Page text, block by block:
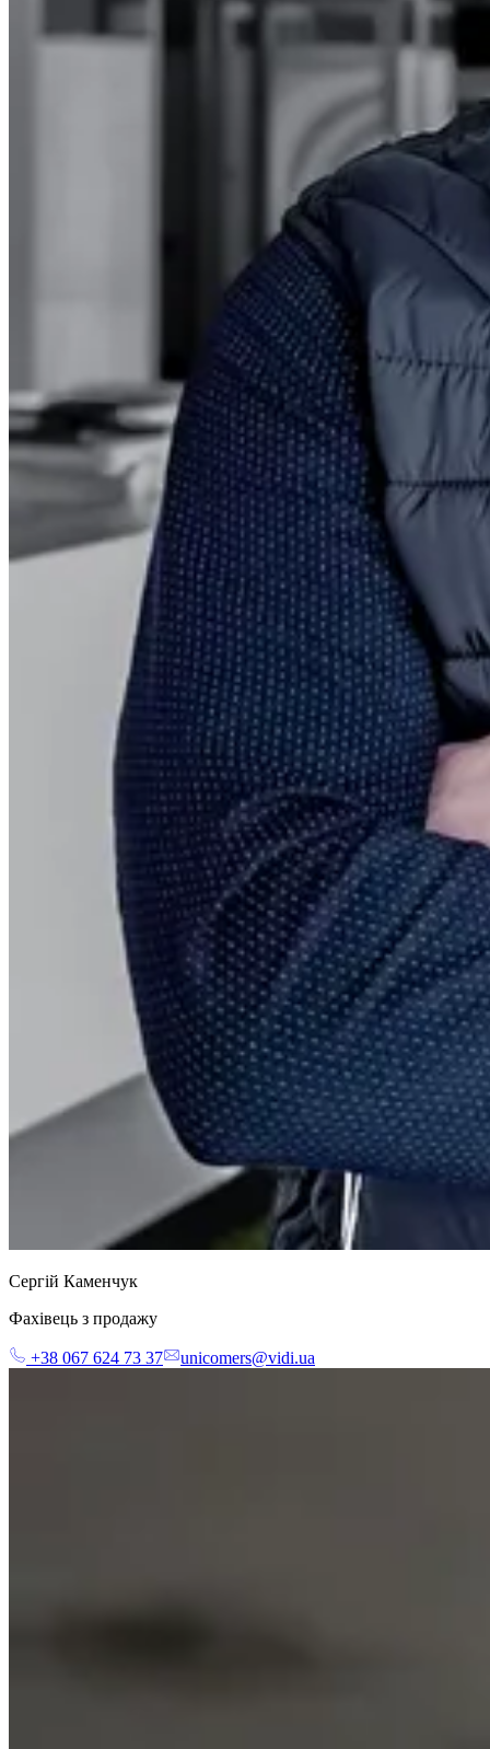
Сергій Каменчук
Фахівець з продажу
+38 067 624 73 37 unicomers@vidi.ua